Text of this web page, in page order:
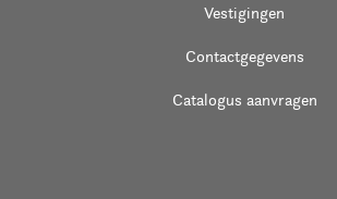
Vestigingen
Contactgegevens
Catalogus aanvragen